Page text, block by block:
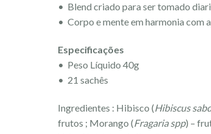
• Blend criado para ser tomado
• Corpo e mente em harmonia com
Especificações
• Peso Líquido 40g
• 21 sachês
Ingredientes : Hibisco (Hibiscus
frutos ; Morango (Fragaria spp) –